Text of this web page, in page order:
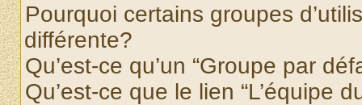
Pourquoi certains groupes
différente?
Qu’est-ce qu’un “Groupe par
Qu’est-ce que le lien “L’équipe